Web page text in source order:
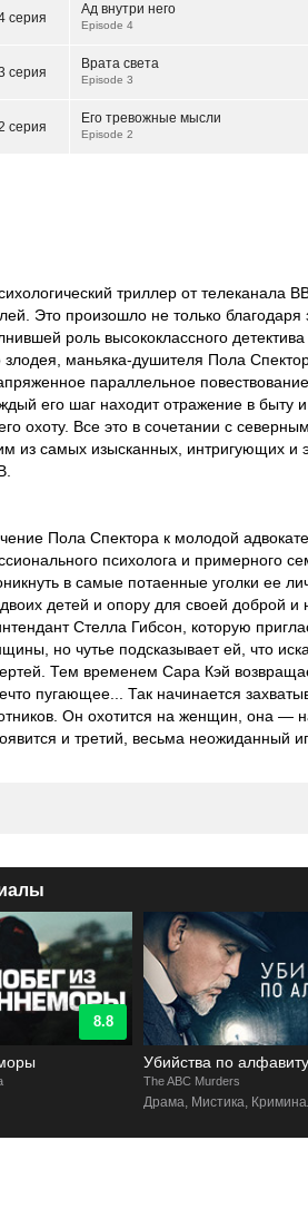
серия
Ад внутри него
Episode 4
серия
Врата света
Episode 3
серия
Его тревожные мысли
Episode 2
триллер от телеканала
Это произошло не только
роль высококлассного
злодея, маньяка-душителя Пола
параллельное
его шаг находит отражение в
охоту. Все это в сочетании с
из самых изысканных, интригующих и
Пола Спектора к молодой
психолога и примерного
в самые потаенные уголки ее
детей и опору для своей доброй
Стелла Гибсон, которую
но чутье подсказывает ей, что
Тем временем Сара Кэй
пугающее... Так начинается
Он охотится на женщин, она —
и третий, весьма неожиданный
8.8
Убийства по алфавиту
The ABC Murders
Драма, Мистика,